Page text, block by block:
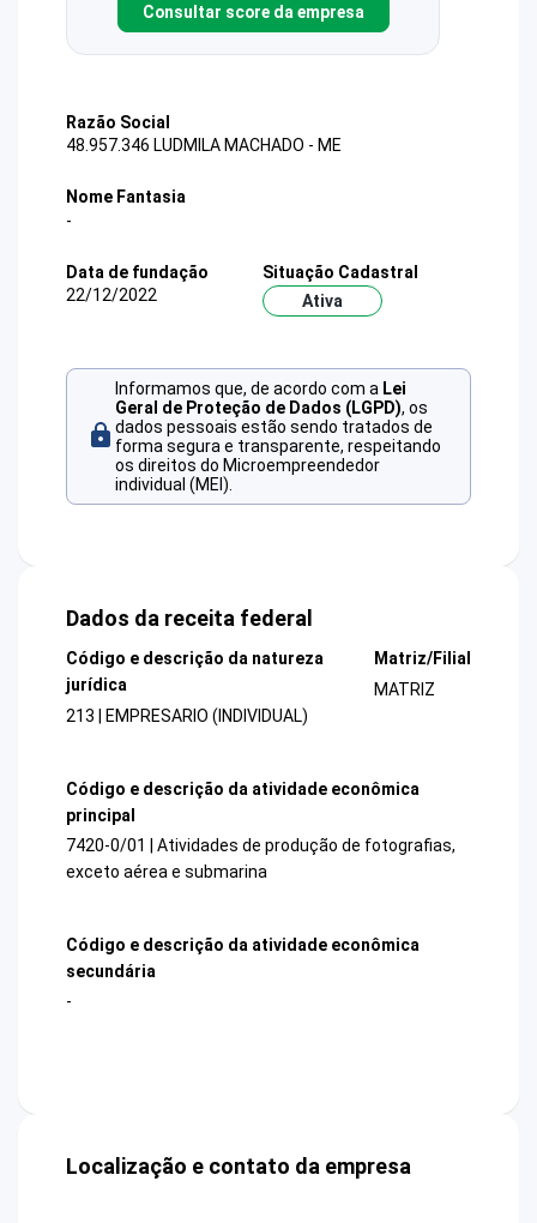
Consultar score da empresa
Razão Social
48.957.346 LUDMILA MACHADO - ME
Nome Fantasia
-
Data de fundação
22/12/2022
Situação Cadastral
Ativa
Informamos que, de acordo com a Lei
Geral de Proteção de Dados (LGPD), os
dados pessoais estão sendo tratados de
forma segura e transparente, respeitando
os direitos do Microempreendedor
individual (MEI).
Dados da receita federal
Código e descrição da natureza
jurídica
213 | EMPRESARIO (INDIVIDUAL)
Matriz/Filial
MATRIZ
Código e descrição da atividade econômica
principal
7420-0/01 | Atividades de produção de fotografias,
exceto aérea e submarina
Código e descrição da atividade econômica
secundária
-
Localização e contato da empresa